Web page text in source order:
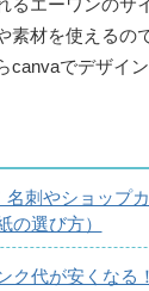
るエーワンのサ
素材を使えるの
canvaでデザイ
名刺やショップ
の選び方）
ク代が安くなる